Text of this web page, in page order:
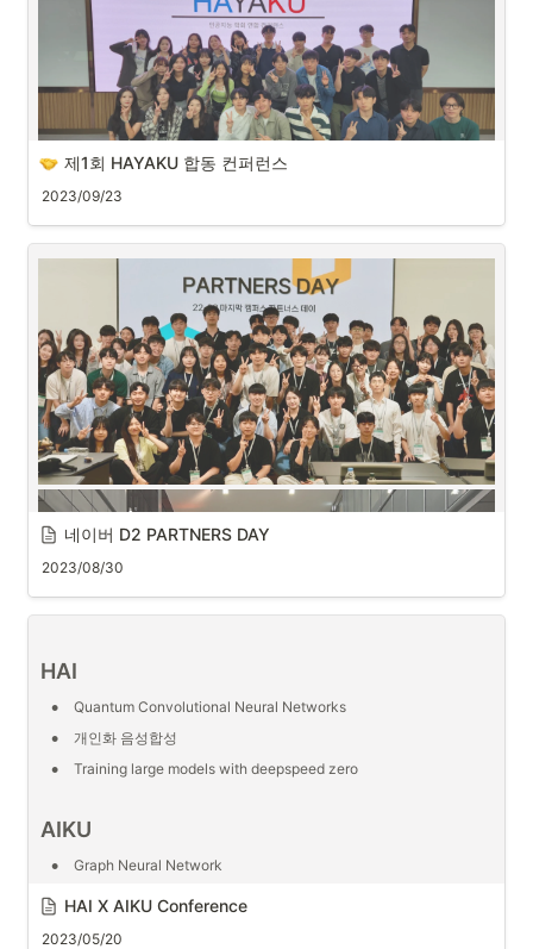
Talk: 학회 소개
YAI소개.pdf 3148.8KB
2874.1KB
Talk: HAI
First Talk
Title
•
LLM의 단점을 극복하기 위한 기술적 방법론
Talker
• 이성진
제1회 HAYAKU 합동 컨퍼런스
2023/09/23
네이버 D2 PARTNERS DAY
2023/08/30
HAI
• Quantum Convolutional Neural Networks
• 개인화 음성합성
• Training large models with deepspeed zero
AIKU
• Graph Neural Network
• Video-Language Representation Learning
•
HAI X AIKU Conference
2023/05/20